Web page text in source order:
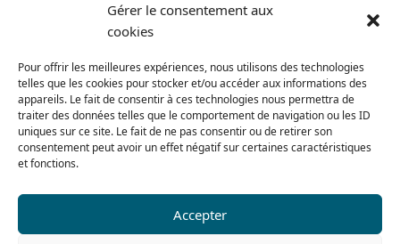
Gérer le consentement aux
cookies
Pour offrir les meilleures expériences, nous utilisons des technologies
telles que les cookies pour stocker et/ou accéder aux informations des
appareils. Le fait de consentir à ces technologies nous permettra de
traiter des données telles que le comportement de navigation ou les ID
uniques sur ce site. Le fait de ne pas consentir ou de retirer son
consentement peut avoir un effet négatif sur certaines caractéristiques
et fonctions.
Accepter
Condiciones generales de venta
Del lunes al jueves
De 8h a 12h30 y de 13h30 a 17h20
El viernes
De 8h a 12h30 y de 13h30 a 16h